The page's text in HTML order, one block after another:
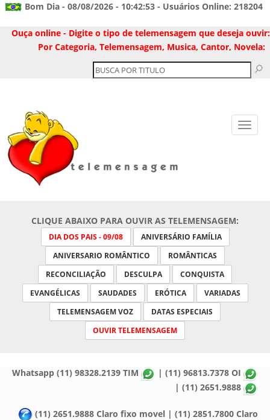
Bom Dia - 08/08/2026 - 10:42:53 - Usuários Online: 218204
Ouça online - Digite o tipo de telemensagem que deseja ouvir:
Por Categoria, Telemensagem, Musica, Cantor, Novela:
CLIQUE ABAIXO PARA OUVIR AS TELEMENSAGEM:
DIA DOS PAIS - 09/08
ANIVERSÁRIO FAMÍLIA
ANIVERSARIO ROMÂNTICO
ROMÂNTICAS
RECONCILIAÇÃO
DESCULPA
CONQUISTA
EVANGÉLICAS
SAUDADES ERÓTICA
VARIADAS
TELEMENSAGEM VOZ
DATAS ESPECIAIS
OUVIR TELEMENSAGEM
Whatsapp (11) 98328.2139 TIM
| (11) 96813.7378 OI
| (11) 2651.9888
(11) 2651.9888 Claro fixo movel | (11) 2851.7800 Claro